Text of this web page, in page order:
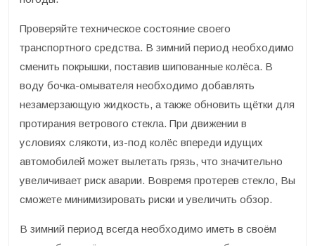
Проверяйте техническое состояние своего
транспортного средства. В зимний период необходимо
сменить покрышки, поставив шипованные колёса. В
воду бочка-омывателя необходимо добавлять
незамерзающую жидкость, а также обновить щётки для
протирания ветрового стекла. При движении в
условиях слякоти, из-под колёс впереди идущих
автомобилей может вылетать грязь, что значительно
увеличивает риск аварии. Вовремя протерев стекло, Вы
сможете минимизировать риски и увеличить обзор.
В зимний период всегда необходимо иметь в своём